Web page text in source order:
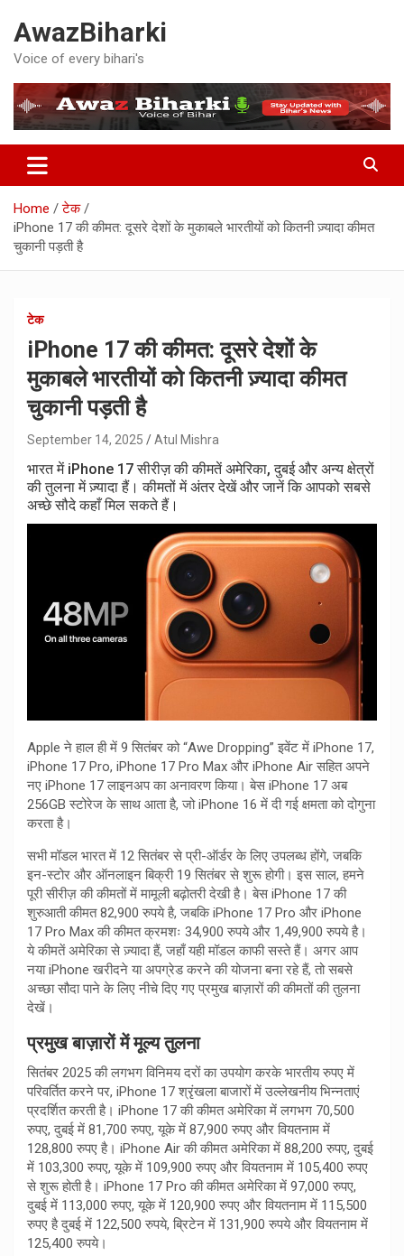
content
AwazBiharki
Voice of every bihari's
Home
टेक
iPhone 17 की कीमत: दूसरे देशों के मुकाबले भारतीयों को कितनी ज़्यादा कीमत
चुकानी पड़ती है
टेक
iPhone 17 की कीमत: दूसरे देशों के
मुकाबले भारतीयों को कितनी ज़्यादा कीमत
चुकानी पड़ती है
September 14, 2025 Atul Mishra
भारत में iPhone 17 सीरीज़ की कीमतें अमेरिका, दुबई और अन्य क्षेत्रों
की तुलना में ज़्यादा हैं। कीमतों में अंतर देखें और जानें कि आपको सबसे
अच्छे सौदे कहाँ मिल सकते हैं।
Apple ने हाल ही में 9 सितंबर को “Awe Dropping” इवेंट में iPhone 17,
iPhone 17 Pro, iPhone 17 Pro Max और iPhone Air सहित अपने
नए iPhone 17 लाइनअप का अनावरण किया। बेस iPhone 17 अब
256GB स्टोरेज के साथ आता है, जो iPhone 16 में दी गई क्षमता को दोगुना
करता है।
सभी मॉडल भारत में 12 सितंबर से प्री-ऑर्डर के लिए उपलब्ध होंगे, जबकि
इन-स्टोर और ऑनलाइन बिक्री 19 सितंबर से शुरू होगी। इस साल, हमने
पूरी सीरीज़ की कीमतों में मामूली बढ़ोतरी देखी है। बेस iPhone 17 की
शुरुआती कीमत 82,900 रुपये है, जबकि iPhone 17 Pro और iPhone
17 Pro Max की कीमत क्रमशः 34,900 रुपये और 1,49,900 रुपये है।
ये कीमतें अमेरिका से ज़्यादा हैं, जहाँ यही मॉडल काफी सस्ते हैं। अगर आप
नया iPhone खरीदने या अपग्रेड करने की योजना बना रहे हैं, तो सबसे
अच्छा सौदा पाने के लिए नीचे दिए गए प्रमुख बाज़ारों की कीमतों की तुलना
देखें।
प्रमुख बाज़ारों में मूल्य तुलना
सितंबर 2025 की लगभग विनिमय दरों का उपयोग करके भारतीय रुपए में
परिवर्तित करने पर, iPhone 17 श्रृंखला बाजारों में उल्लेखनीय भिन्नताएं
प्रदर्शित करती है। iPhone 17 की कीमत अमेरिका में लगभग 70,500
रुपए, दुबई में 81,700 रुपए, यूके में 87,900 रुपए और वियतनाम में
128,800 रुपए है। iPhone Air की कीमत अमेरिका में 88,200 रुपए, दुबई
में 103,300 रुपए, यूके में 109,900 रुपए और वियतनाम में 105,400 रुपए
से शुरू होती है। iPhone 17 Pro की कीमत अमेरिका में 97,000 रुपए,
दुबई में 113,000 रुपए, यूके में 120,900 रुपए और वियतनाम में 115,500
रुपए है दुबई में 122,500 रुपये, ब्रिटेन में 131,900 रुपये और वियतनाम में
125,400 रुपये।